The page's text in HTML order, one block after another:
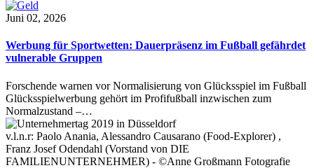
Juni 02, 2026
Werbung für Sportwetten: Dauerpräsenz im Fußball gefährdet
vulnerable Gruppen
Forschende warnen vor Normalisierung von Glücksspiel im Fußball
Glücksspielwerbung gehört im Profifußball inzwischen zum
Normalzustand –…
v.l.n.r: Paolo Anania, Alessandro Causarano (Food-Explorer) ,
Franz Josef Odendahl (Vorstand von DIE
FAMILIENUNTERNEHMER) - ©Anne Großmann Fotografie